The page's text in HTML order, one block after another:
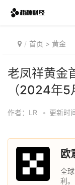
首页 > 黄金
老凤祥黄金
（2024年5
作者：LR • 更新时
欧
全
利。